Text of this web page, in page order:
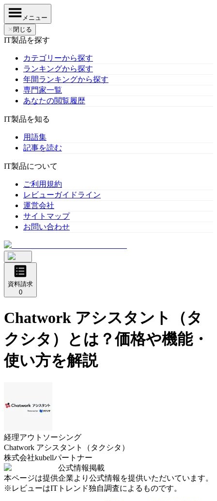
メニュー
✕ 閉じる
IT製品を探す
カテゴリーから探す
ランキングから探す
年間ランキングから探す
専門家一覧
あなたの閲覧履歴
IT製品を知る
用語集
記事を読む
IT製品について
ご利用規約
レビューガイドライン
運営会社
サイトマップ
お問い合わせ
資料請求
0
Chatwork アシスタント（タ
クシタ）
とは？価格や機能・
使い方を解説
経理アウトソーシング
Chatwork アシスタント（タクシタ）
株式会社kubellパートナー
公式情報掲載
本ページは提供企業より公式情報を提供いただいています。
※レビューはITトレンド独自調査によるものです。